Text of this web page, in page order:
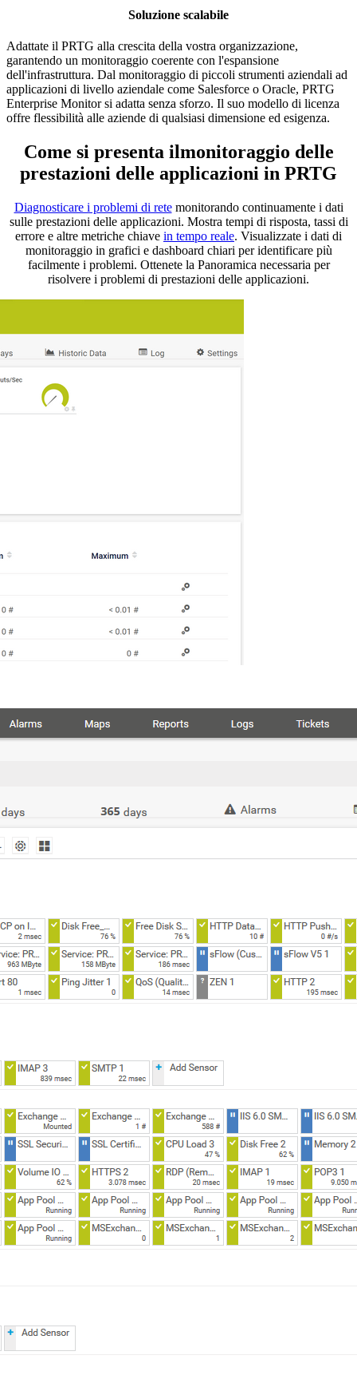
Soluzione scalabile
Adattate il PRTG alla crescita della vostra organizzazione,
garantendo un monitoraggio coerente con l'espansione
dell'infrastruttura. Dal monitoraggio di piccoli strumenti aziendali ad
applicazioni di livello aziendale come Salesforce o Oracle, PRTG
Enterprise Monitor si adatta senza sforzo. Il suo modello di licenza
offre flessibilità alle aziende di qualsiasi dimensione ed esigenza.
Come si presenta ilmonitoraggio delle
prestazioni delle applicazioni in PRTG
Diagnosticare i problemi di retemonitorando continuamente i dati
sulle prestazioni delle applicazioni. Mostra tempi di risposta, tassi di
errore e altre metriche chiave in tempo reale. Visualizzate i dati di
monitoraggio in grafici e dashboard chiari per identificare più
facilmente i problemi. Ottenete la Panoramica necessaria per
risolvere i problemi di prestazioni delle applicazioni.